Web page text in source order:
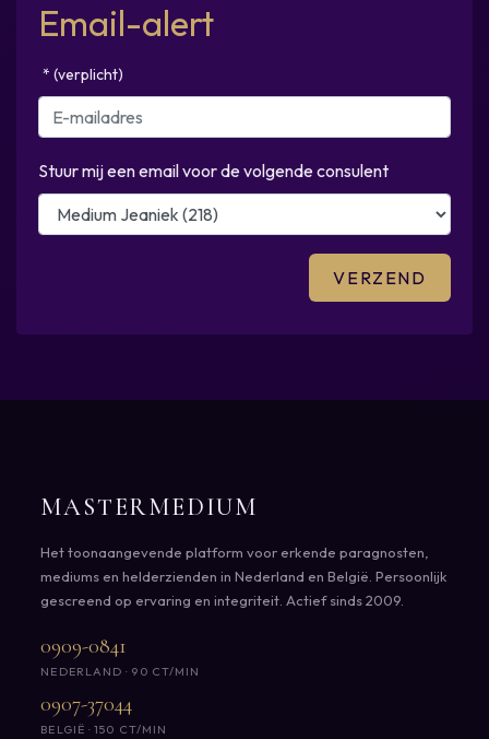
Email-alert
* (verplicht)
Stuur mij een email voor de volgende consulent
MASTERMEDIUM
Het toonaangevende platform voor erkende paragnosten,
mediums en helderzienden in Nederland en België. Persoonlijk
gescreend op ervaring en integriteit. Actief sinds 2009.
0909-0841
NEDERLAND · 90 CT/MIN
0907-37044
BELGIË · 150 CT/MIN